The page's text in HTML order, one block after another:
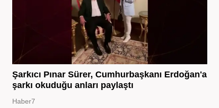
Şarkıcı Pınar Sürer, Cumhurbaşkanı Erdoğan'a
şarkı okuduğu anları paylaştı
Haber7